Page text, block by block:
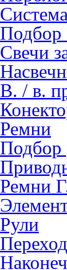
Подбор
Свечи
В. / в.
Ремни
Подбор
Ремни
Рули